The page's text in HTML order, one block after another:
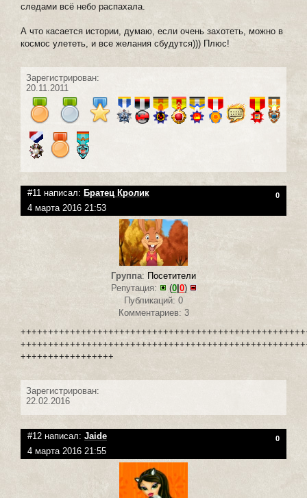
следами всё небо распахала.
А что касается истории, думаю, если очень захотеть, можно в
космос улететь, и все желания сбудутся))) Плюс!
Зарегистрирован:
20.11.2011
#11 написал: Братец Кролик 0
4 марта 2016 21:53
Группа: Посетители
Репутация:
(0| 0)
Публикаций: 0
Комментариев: 3
+++++++++++++++++
Зарегистрирован:
22.02.2016
#12 написал: Jaide 0
4 марта 2016 21:55